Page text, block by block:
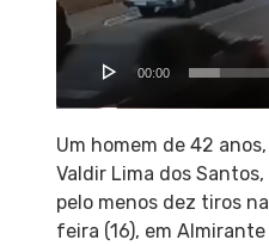
00:00
Um homem de 42
Valdir Lima dos
pelo menos dez tiros
feira (16), em